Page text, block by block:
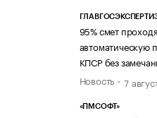
95% смет
автоматическую
КПСР без
Новость
7
«ПМСОФТ»